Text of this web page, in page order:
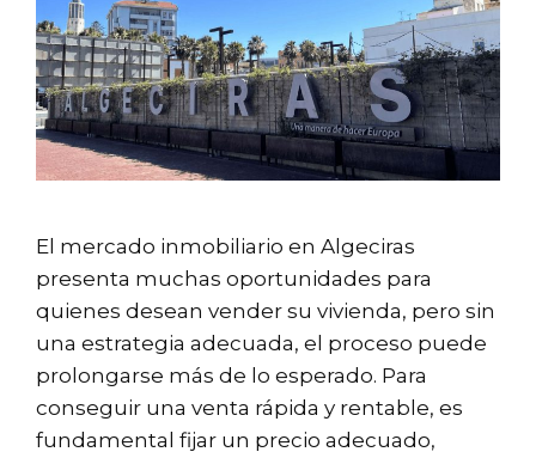
El mercado inmobiliario en Algeciras
presenta muchas oportunidades para
quienes desean vender su vivienda, pero sin
una estrategia adecuada, el proceso puede
prolongarse más de lo esperado. Para
conseguir una venta rápida y rentable, es
fundamental fijar un precio adecuado,